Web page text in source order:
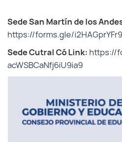
Sede San Martín de los
https://forms.gle/
Sede Cutral Có Link: https://
acWSBCaNfj6iU9ia9